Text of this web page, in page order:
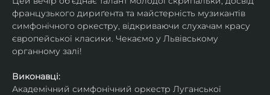
французького дириґента та майстерність музикантів
симфонічного оркестру, відкриваючи слухачам красу
європейської класики. Чекаємо у Львівському
органному залі!
Виконавці:
Академічний симфонічний оркестр Луганської